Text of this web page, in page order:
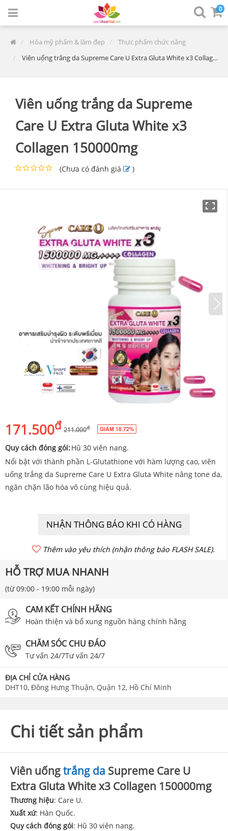
0
Hóa mỹ phẩm & làm đẹp
Thực phẩm chức năng
Viên uống trắng da Supreme Care U Extra Gluta White x3 Collagen 150000mg
Viên uống trắng da Supreme
Care U Extra Gluta White x3
Collagen 150000mg
(Chưa có đánh giá )
171.500đ 211.000đ GIẢM 18.72%
Quy cách đóng gói:Hũ 30 viên nang.
Nổi bật với thành phần L-Glutathione với hàm lượng cao, viên
uống trắng da Supreme Care U Extra Gluta White nâng tone da,
ngăn chặn lão hóa vô cùng hiệu quả.
NHẬN THÔNG BÁO KHI CÓ HÀNG
Thêm vào yêu thích (nhận thông báo FLASH SALE).
HỖ TRỢ MUA NHANH
(từ 09:00 - 19:00 mỗi ngày)
CAM KẾT CHÍNH HÃNG
Hoàn thiện và bổ xung nguồn hàng chính hãng
CHĂM SÓC CHU ĐÁO
Tư vấn 24/7Tư vấn 24/7
ĐỊA CHỈ CỬA HÀNG
DHT10, Đông Hưng Thuận, Quận 12, Hồ Chí Minh
Chi tiết sản phẩm
Viên uốngtrắng da Supreme Care U
Extra Gluta White x3 Collagen 150000mg
Thương hiệu: Care U.
Xuất xứ: Hàn Quốc.
Quy cách đóng gói: Hũ 30 viên nang.